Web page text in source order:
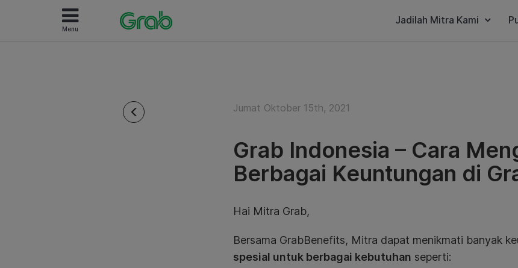
Menu
Jadilah Mitra Kami
Jumat Oktober 15th, 2021
Grab Indonesia – Cara
Berbagai Keuntungan di
Hai Mitra Grab,
Bersama GrabBenefits, Mitra dapat menikmati banyak
spesial untuk berbagai kebutuhan seperti: